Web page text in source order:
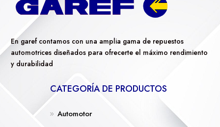
En garef contamos con una amplia gama de repuestos
automotrices diseñados para ofrecerte el máximo rendimiento
y durabilidad
CATEGORÍA DE PRODUCTOS
Automotor